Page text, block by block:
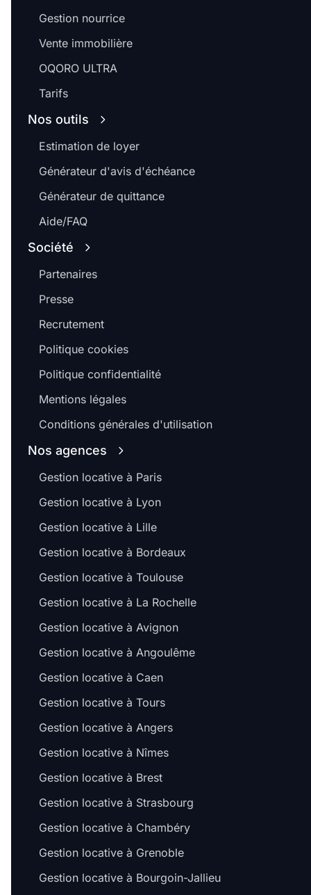
Gestion nourrice
Vente immobilière
OQORO ULTRA
Tarifs
Nos outils
Estimation de loyer
Générateur d'avis d'échéance
Générateur de quittance
Aide/FAQ
Société
Partenaires
Presse
Recrutement
Politique cookies
Politique confidentialité
Mentions légales
Conditions générales d'utilisation
Nos agences
Gestion locative à Paris
Gestion locative à Lyon
Gestion locative à Lille
Gestion locative à Bordeaux
Gestion locative à Toulouse
Gestion locative à La Rochelle
Gestion locative à Avignon
Gestion locative à Angoulême
Gestion locative à Caen
Gestion locative à Tours
Gestion locative à Angers
Gestion locative à Nîmes
Gestion locative à Brest
Gestion locative à Strasbourg
Gestion locative à Chambéry
Gestion locative à Grenoble
Gestion locative à Bourgoin-Jallieu